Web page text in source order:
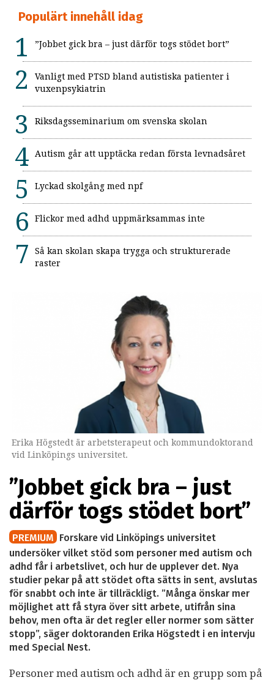
Populärt innehåll idag
”Jobbet gick bra – just därför togs stödet bort”
Vanligt med PTSD bland autistiska patienter i
vuxenpsykiatrin
Riksdagsseminarium om svenska skolan
Autism går att upptäcka redan första levnadsåret
Lyckad skolgång med npf
Flickor med adhd uppmärksammas inte
Så kan skolan skapa trygga och strukturerade
raster
Erika Högstedt är arbetsterapeut och kommundoktorand
vid Linköpings universitet.
”Jobbet gick bra – just
därför togs stödet bort”
PREMIUM Forskare vid Linköpings universitet
undersöker vilket stöd som personer med autism och
adhd får i arbetslivet, och hur de upplever det. Nya
studier pekar på att stödet ofta sätts in sent, avslutas
för snabbt och inte är tillräckligt. ”Många önskar mer
möjlighet att få styra över sitt arbete, utifrån sina
behov, men ofta är det regler eller normer som sätter
stopp”, säger doktoranden Erika Högstedt i en intervju
med Special Nest.
Personer med autism och adhd är en grupp som på